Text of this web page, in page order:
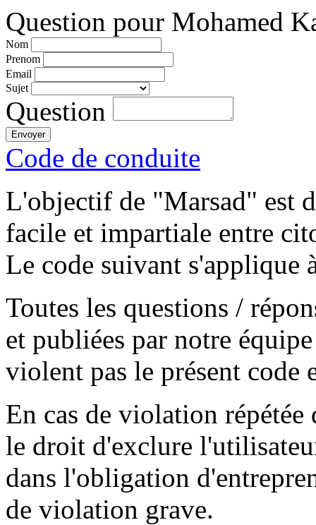
Question pour Mohamed
Nom
Prenom
Email
Sujet
Question
Code de conduite
L'objectif de "Marsad" est
facile et impartiale entre
Le code suivant s'applique
Toutes les questions /
et publiées par notre
violent pas le présent code
En cas de violation répétée
le droit d'exclure
dans l'obligation
de violation grave.